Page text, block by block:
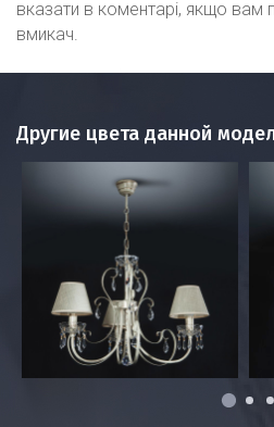
вказати в коментарі, якщо вам
вмикач.
Другие цвета данной
1 2 3